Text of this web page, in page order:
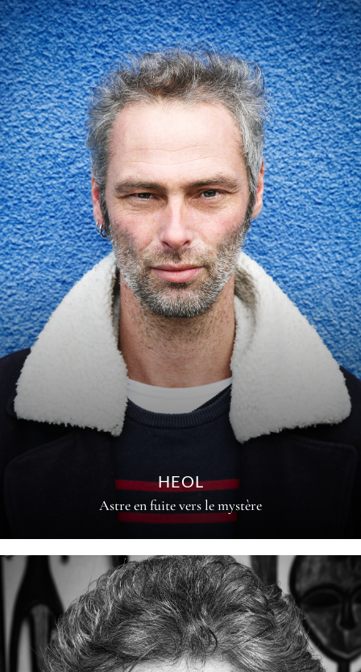
HEOL
Astre en fuite vers le mystère